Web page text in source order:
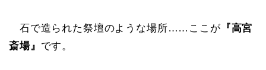
石で造られた祭壇のような場所……ここが 『高宮
斎場』 です。